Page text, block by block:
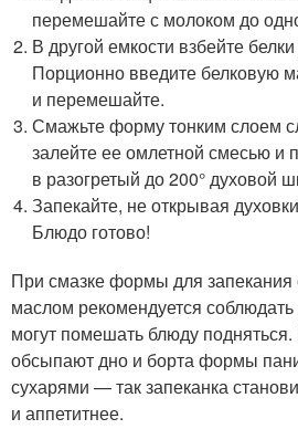
перемешайте с молоком до
В другой емкости взбейте
Порционно введите белковую
и перемешайте.
Смажьте форму тонким слоем
залейте ее омлетной смесью и
в разогретый до 200° духовой
Запекайте, не открывая
Блюдо готово!
При смазке формы для
маслом рекомендуется
могут помешать блюду
обсыпают дно и борта формы
сухарями — так запеканка
и аппетитнее.